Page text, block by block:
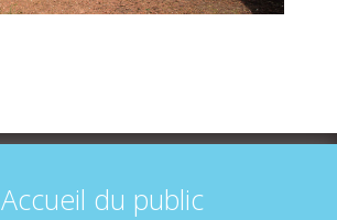
Accueil du public